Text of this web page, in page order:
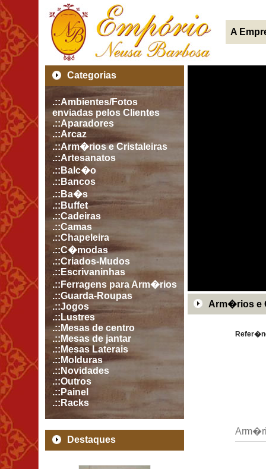
A
Categorias
.::Ambientes/Fotos
enviadas pelos Clientes
.::Aparadores
.::Arcaz
.::Arm�rios e Cristaleiras
.::Artesanatos
.::Balc�o
.::Bancos
.::Ba�s
.::Buffet
.::Cadeiras
.::Camas
.::Chapeleira
.::C�modas
.::Criados-Mudos
.::Escrivaninhas
.::Ferragens para Arm�rios
.::Guarda-Roupas
.::Jogos
.::Lustres
.::Mesas de centro
.::Mesas de jantar
.::Mesas Laterais
.::Molduras
.::Novidades
.::Outros
.::Painel
.::Racks
Destaques
Arm�rios e